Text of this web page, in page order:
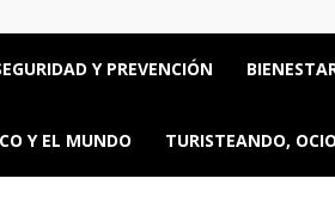
Y PREVENCIÓN
Y EL MUNDO TURISTEANDO,